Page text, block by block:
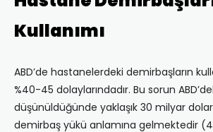
Kullanımı
ABD’de hastanelerdeki demirbaşların
%40-45 dolaylarındadır. Bu sorun
düşünüldüğünde yaklaşık 30 milyar
demirbaş yükü anlamına gelmektedir